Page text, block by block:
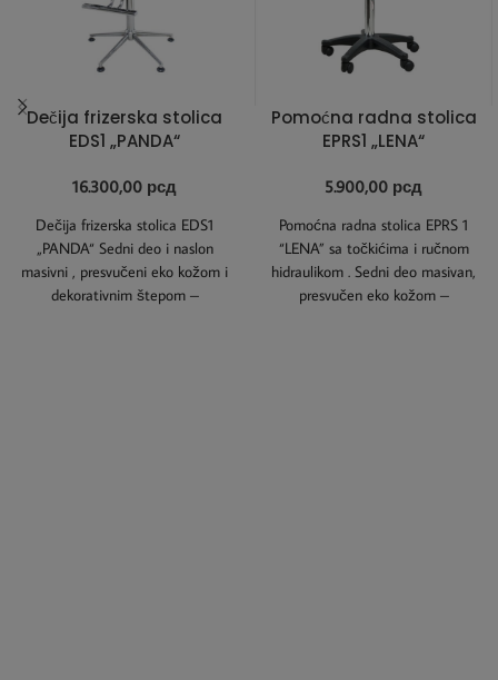
Dečija frizerska stolica
EDS1 „PANDA“
16.300,00 рсд
Dečija frizerska stolica EDS1
„PANDA“ Sedni deo i naslon
masivni , presvučeni eko kožom i
dekorativnim štepom –
Pomoćna radna stolica
EPRS1 „LENA“
5.900,00 рсд
Pomoćna radna stolica EPRS 1
“LENA” sa točkićima i ručnom
hidraulikom . Sedni deo masivan,
presvučen eko kožom –